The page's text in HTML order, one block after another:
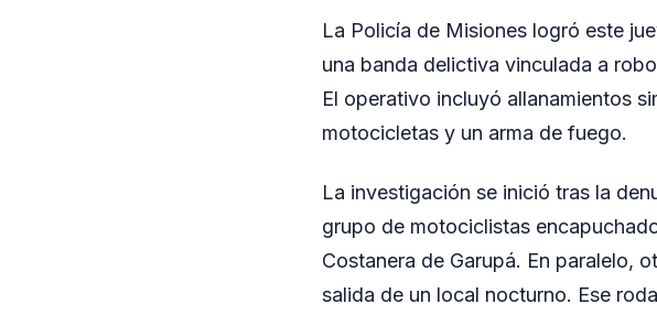
La Policía de Misiones logró este
una banda delictiva vinculada a
El operativo incluyó allanamientos
motocicletas y un arma de fuego.
La investigación se inició tras la
grupo de motociclistas
Costanera de Garupá. En paralelo,
salida de un local nocturno. Ese